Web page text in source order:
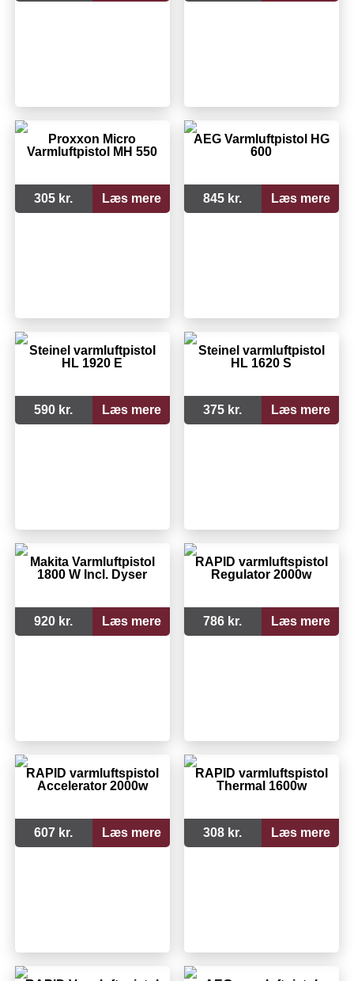
Proxxon Micro
Varmluftpistol MH 550
305 kr. Læs mere
AEG Varmluftpistol HG
600
845 kr. Læs mere
Steinel varmluftpistol
HL 1920 E
590 kr. Læs mere
Steinel varmluftpistol
HL 1620 S
375 kr. Læs mere
Makita Varmluftpistol
1800 W Incl. Dyser
920 kr. Læs mere
RAPID varmluftspistol
Regulator 2000w
786 kr. Læs mere
RAPID varmluftspistol
Accelerator 2000w
607 kr. Læs mere
RAPID varmluftspistol
Thermal 1600w
308 kr. Læs mere